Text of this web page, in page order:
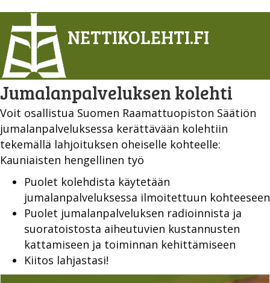
NETTIKOLEHTI.FI
Jumalanpalveluksen kolehti
Voit osallistua Suomen Raamattuopiston Säätiön
jumalanpalveluksessa kerättävään kolehtiin
tekemällä lahjoituksen oheiselle kohteelle:
Kauniaisten hengellinen työ
Puolet kolehdista käytetään
jumalanpalveluksessa ilmoitettuun kohteeseen
Puolet jumalanpalveluksen radioinnista ja
suoratoistosta aiheutuvien kustannusten
kattamiseen ja toiminnan kehittämiseen
Kiitos lahjastasi!